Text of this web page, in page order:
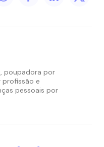
poupadora por
profissão e
pessoais por